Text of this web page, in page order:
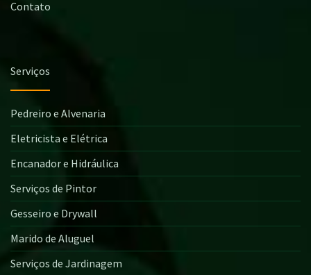
Contato
Serviços
Pedreiro e Alvenaria
Eletricista e Elétrica
Encanador e Hidráulica
Serviços de Pintor
Gesseiro e Drywall
Marido de Aluguel
Serviços de Jardinagem